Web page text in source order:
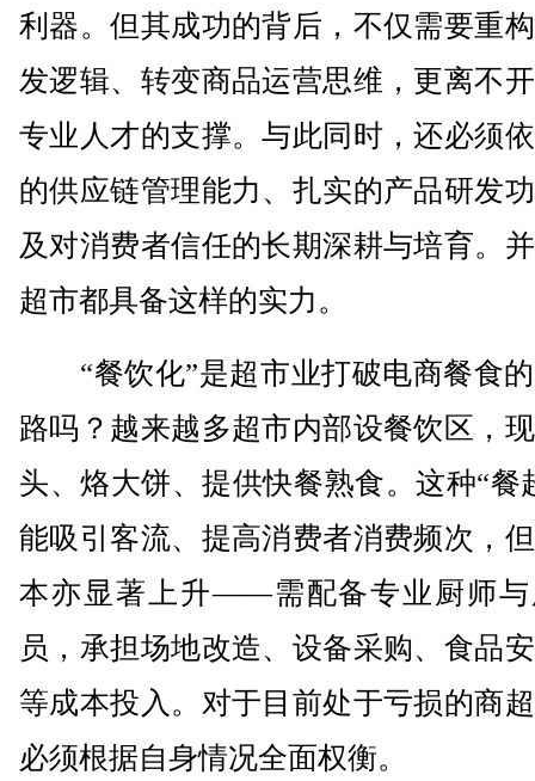
利器。但其成功的背后，不仅需要重
发逻辑、转变商品运营思维，更离不
专业人才的支撑。与此同时，还必须
的供应链管理能力、扎实的产品研发
及对消费者信任的长期深耕与培育。
超市都具备这样的实力。
“餐饮化”是超市业打破电商餐食
路吗？越来越多超市内部设餐饮区，
头、烙大饼、提供快餐熟食。这种“餐
能吸引客流、提高消费者消费频次，
本亦显著上升——需配备专业厨师与
员，承担场地改造、设备采购、食品
等成本投入。对于目前处于亏损的商
必须根据自身情况全面权衡。